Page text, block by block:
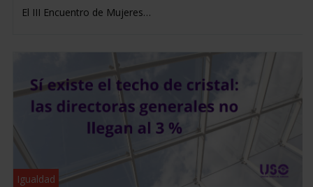
El III Encuentro de Mujeres…
Igualdad